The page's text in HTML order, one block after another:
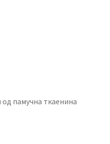
од памучна ткаенина